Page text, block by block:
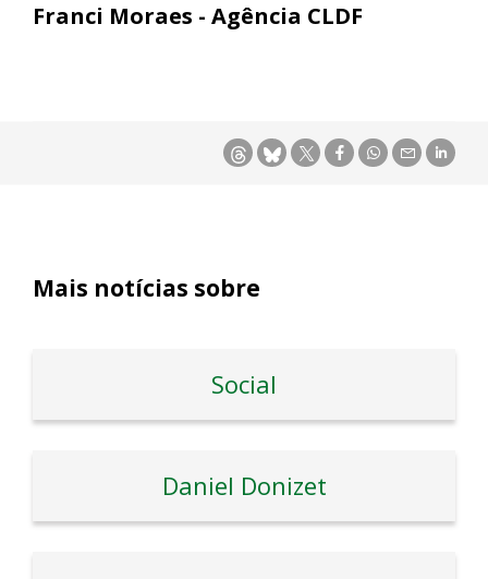
Franci Moraes - Agência CLDF
Mais notícias sobre
Social
Daniel Donizet